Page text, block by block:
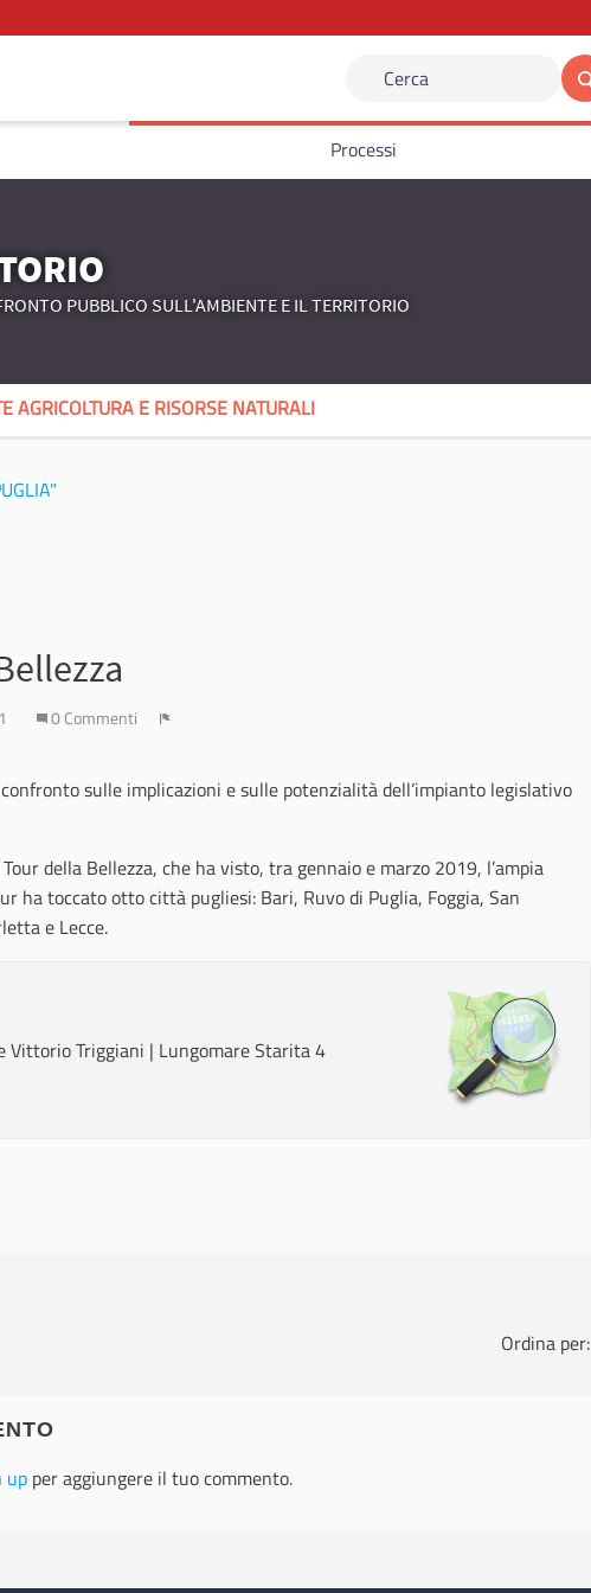
Cerca
Processi
PUBBLICO SULL'AMBIENTE E IL TERRITORIO
AGRICOLTURA E RISORSE NATURALI
0 Commenti
sulle implicazioni e sulle potenzialità dell’impianto legislativo
della Bellezza, che ha visto, tra gennaio e marzo 2019, l’ampia
ha toccato otto città pugliesi: Bari, Ruvo di Puglia, Foggia, San
e Lecce.
Vittorio Triggiani | Lungomare Starita 4
Ordina per:
up per aggiungere il tuo commento.